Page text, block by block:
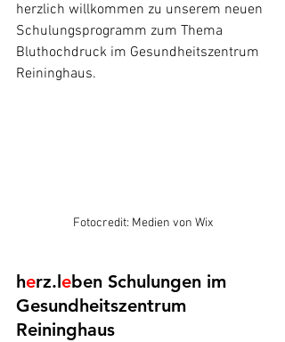
herzlich willkommen zu unserem neuen
Schulungsprogramm zum Thema
Bluthochdruck im Gesundheitszentrum
Reininghaus.
Fotocredit: Medien von Wix
herz.leben Schulungen im
Gesundheitszentrum
Reininghaus